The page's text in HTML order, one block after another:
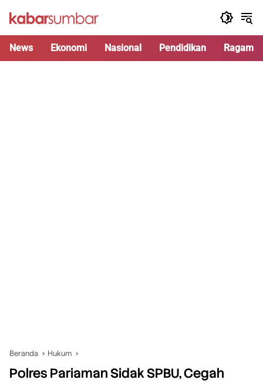
News Ekonomi Nasional Pendidikan Ragam
Beranda Hukum
Polres Pariaman Sidak SPBU, Cegah